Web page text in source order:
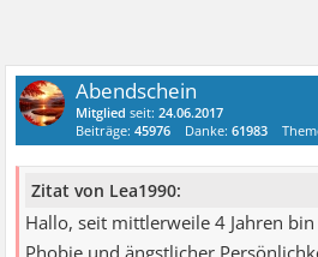
Abendschein
Mitglied seit:24.06.2017
Beiträge:45976 Danke:61983
Zitat von Lea1990:
Hallo, seit mittlerweile 4 Jahren